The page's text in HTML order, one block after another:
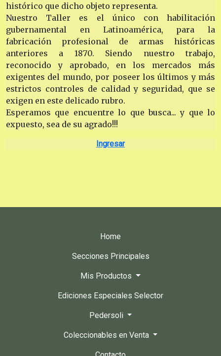
histórico que dicho objeto representa.
Nuestro Taller es el único con habilitación
gubernamental en Latinoamérica, para la
fabricación profesional de armas históricas
anteriores a 1870. Siendo nuestro trabajo,
reconocido y aprobado, en los mercados más
exigentes del mundo, por poseer los últimos y más
estrictos controles de calidad y seguridad, que se
exigen en este delicado rubro.
Esperamos que encuentre lo que busca... y que lo
expuesto, sea de su agrado!!!
Ingresar
Home
Secciones Principales
Mis Productos
Ediciones Especiales Selector
Pedersoli
Coleccionables en Venta